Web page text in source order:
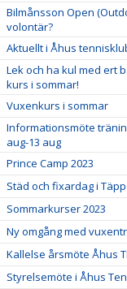
Bilmånsson Open
volontär?
Aktuellt i Åhus
Lek och ha kul med ert
kurs i sommar!
Vuxenkurs i sommar
Informationsmöte
aug-13 aug
Prince Camp 2023
Städ och fixardag i
Sommarkurser 2023
Ny omgång med
Kallelse årsmöte Åhus
Styrelsemöte i Åhus